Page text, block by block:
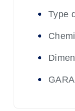
Type